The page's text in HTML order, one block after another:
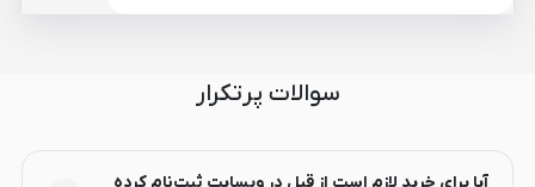
سوالات پرتکرار